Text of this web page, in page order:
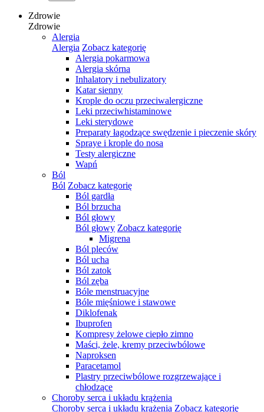
Zdrowie
Zdrowie
Alergia
Alergia Zobacz kategorię
Alergia pokarmowa
Alergia skórna
Inhalatory i nebulizatory
Katar sienny
Krople do oczu przeciwalergiczne
Leki przeciwhistaminowe
Leki sterydowe
Preparaty łagodzące swędzenie i pieczenie skóry
Spraye i krople do nosa
Testy alergiczne
Wapń
Ból
Ból Zobacz kategorię
Ból gardła
Ból brzucha
Ból głowy
Ból głowy Zobacz kategorię
Migrena
Ból pleców
Ból ucha
Ból zatok
Ból zęba
Bóle menstruacyjne
Bóle mięśniowe i stawowe
Diklofenak
Ibuprofen
Kompresy żelowe ciepło zimno
Maści, żele, kremy przeciwbólowe
Naproksen
Paracetamol
Plastry przeciwbólowe rozgrzewające i
chłodzące
Choroby serca i układu krążenia
Choroby serca i układu krążenia Zobacz kategorię